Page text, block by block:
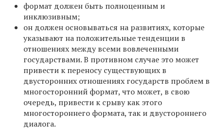
формат должен быть полноценным и
инклюзивным;
он должен основываться на развитиях, которые
указывают на положительные тенденции в
отношениях между всеми вовлеченными
государствами. В противном случае это может
привести к переносу существующих в
двусторонних отношениях государств проблем в
многосторонний формат, что может, в свою
очередь, привести к срыву как этого
многостороннего формата, так и двустороннего
диалога.